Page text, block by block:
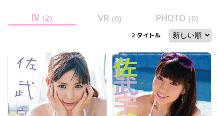
IV (2) VR (0) PHOTO (0)
2 タイトル